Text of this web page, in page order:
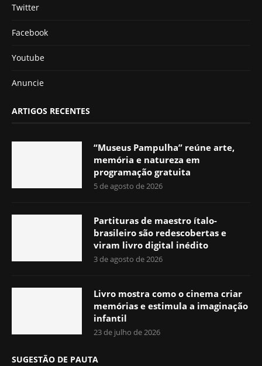
Twitter
Facebook
Youtube
Anuncie
ARTIGOS RECENTES
“Museus Pampulha” reúne arte,
memória e natureza em
programação gratuita
5 de agosto de 2026
Partituras de maestro ítalo-
brasileiro são redescobertas e
viram livro digital inédito
3 de agosto de 2026
Livro mostra como o cinema criar
memórias e estimula a imaginação
infantil
23 de julho de 2026
SUGESTÃO DE PAUTA